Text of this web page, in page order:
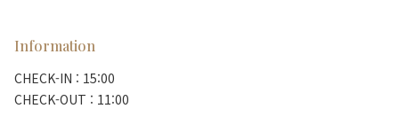
Information
CHECK-IN : 15:00
CHECK-OUT : 11:00